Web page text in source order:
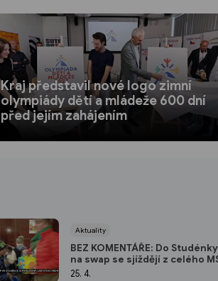
Kraj představil nové logo zimní
olympiády dětí a mládeže 600 dní
před jejím zahájením
Aktuality
BEZ KOMENTÁŘE: Do Studénky
na swap se sjíždějí z celého
kraje
25. 4.